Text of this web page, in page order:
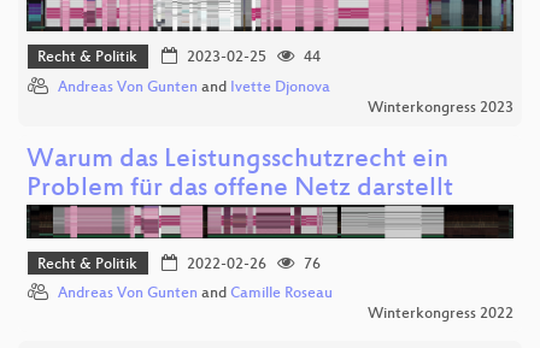
Recht & Politik 2023-02-25
44
Andreas Von Gunten and
Ivette Djonova
Winterkongress 2023
Warum das Leistungsschutzrecht ein
Problem für das offene Netz darstellt
Recht & Politik 2022-02-26
76
Andreas Von Gunten and Camille Roseau
Winterkongress 2022